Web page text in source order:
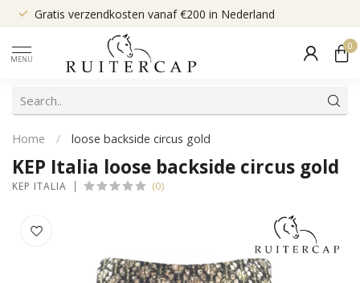
Gratis verzendkosten vanaf €200 in Nederland
MENU
0
Home / loose backside circus gold
KEP Italia loose backside circus gold
KEP ITALIA (0)